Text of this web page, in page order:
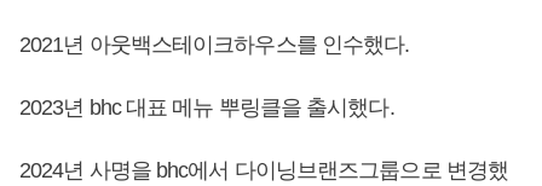
2021년 아웃백스테이크하우스를 인수했다.
2023년 bhc 대표 메뉴 뿌링클을 출시했다.
2024년 사명을 bhc에서 다이닝브랜즈그룹으로 변경했